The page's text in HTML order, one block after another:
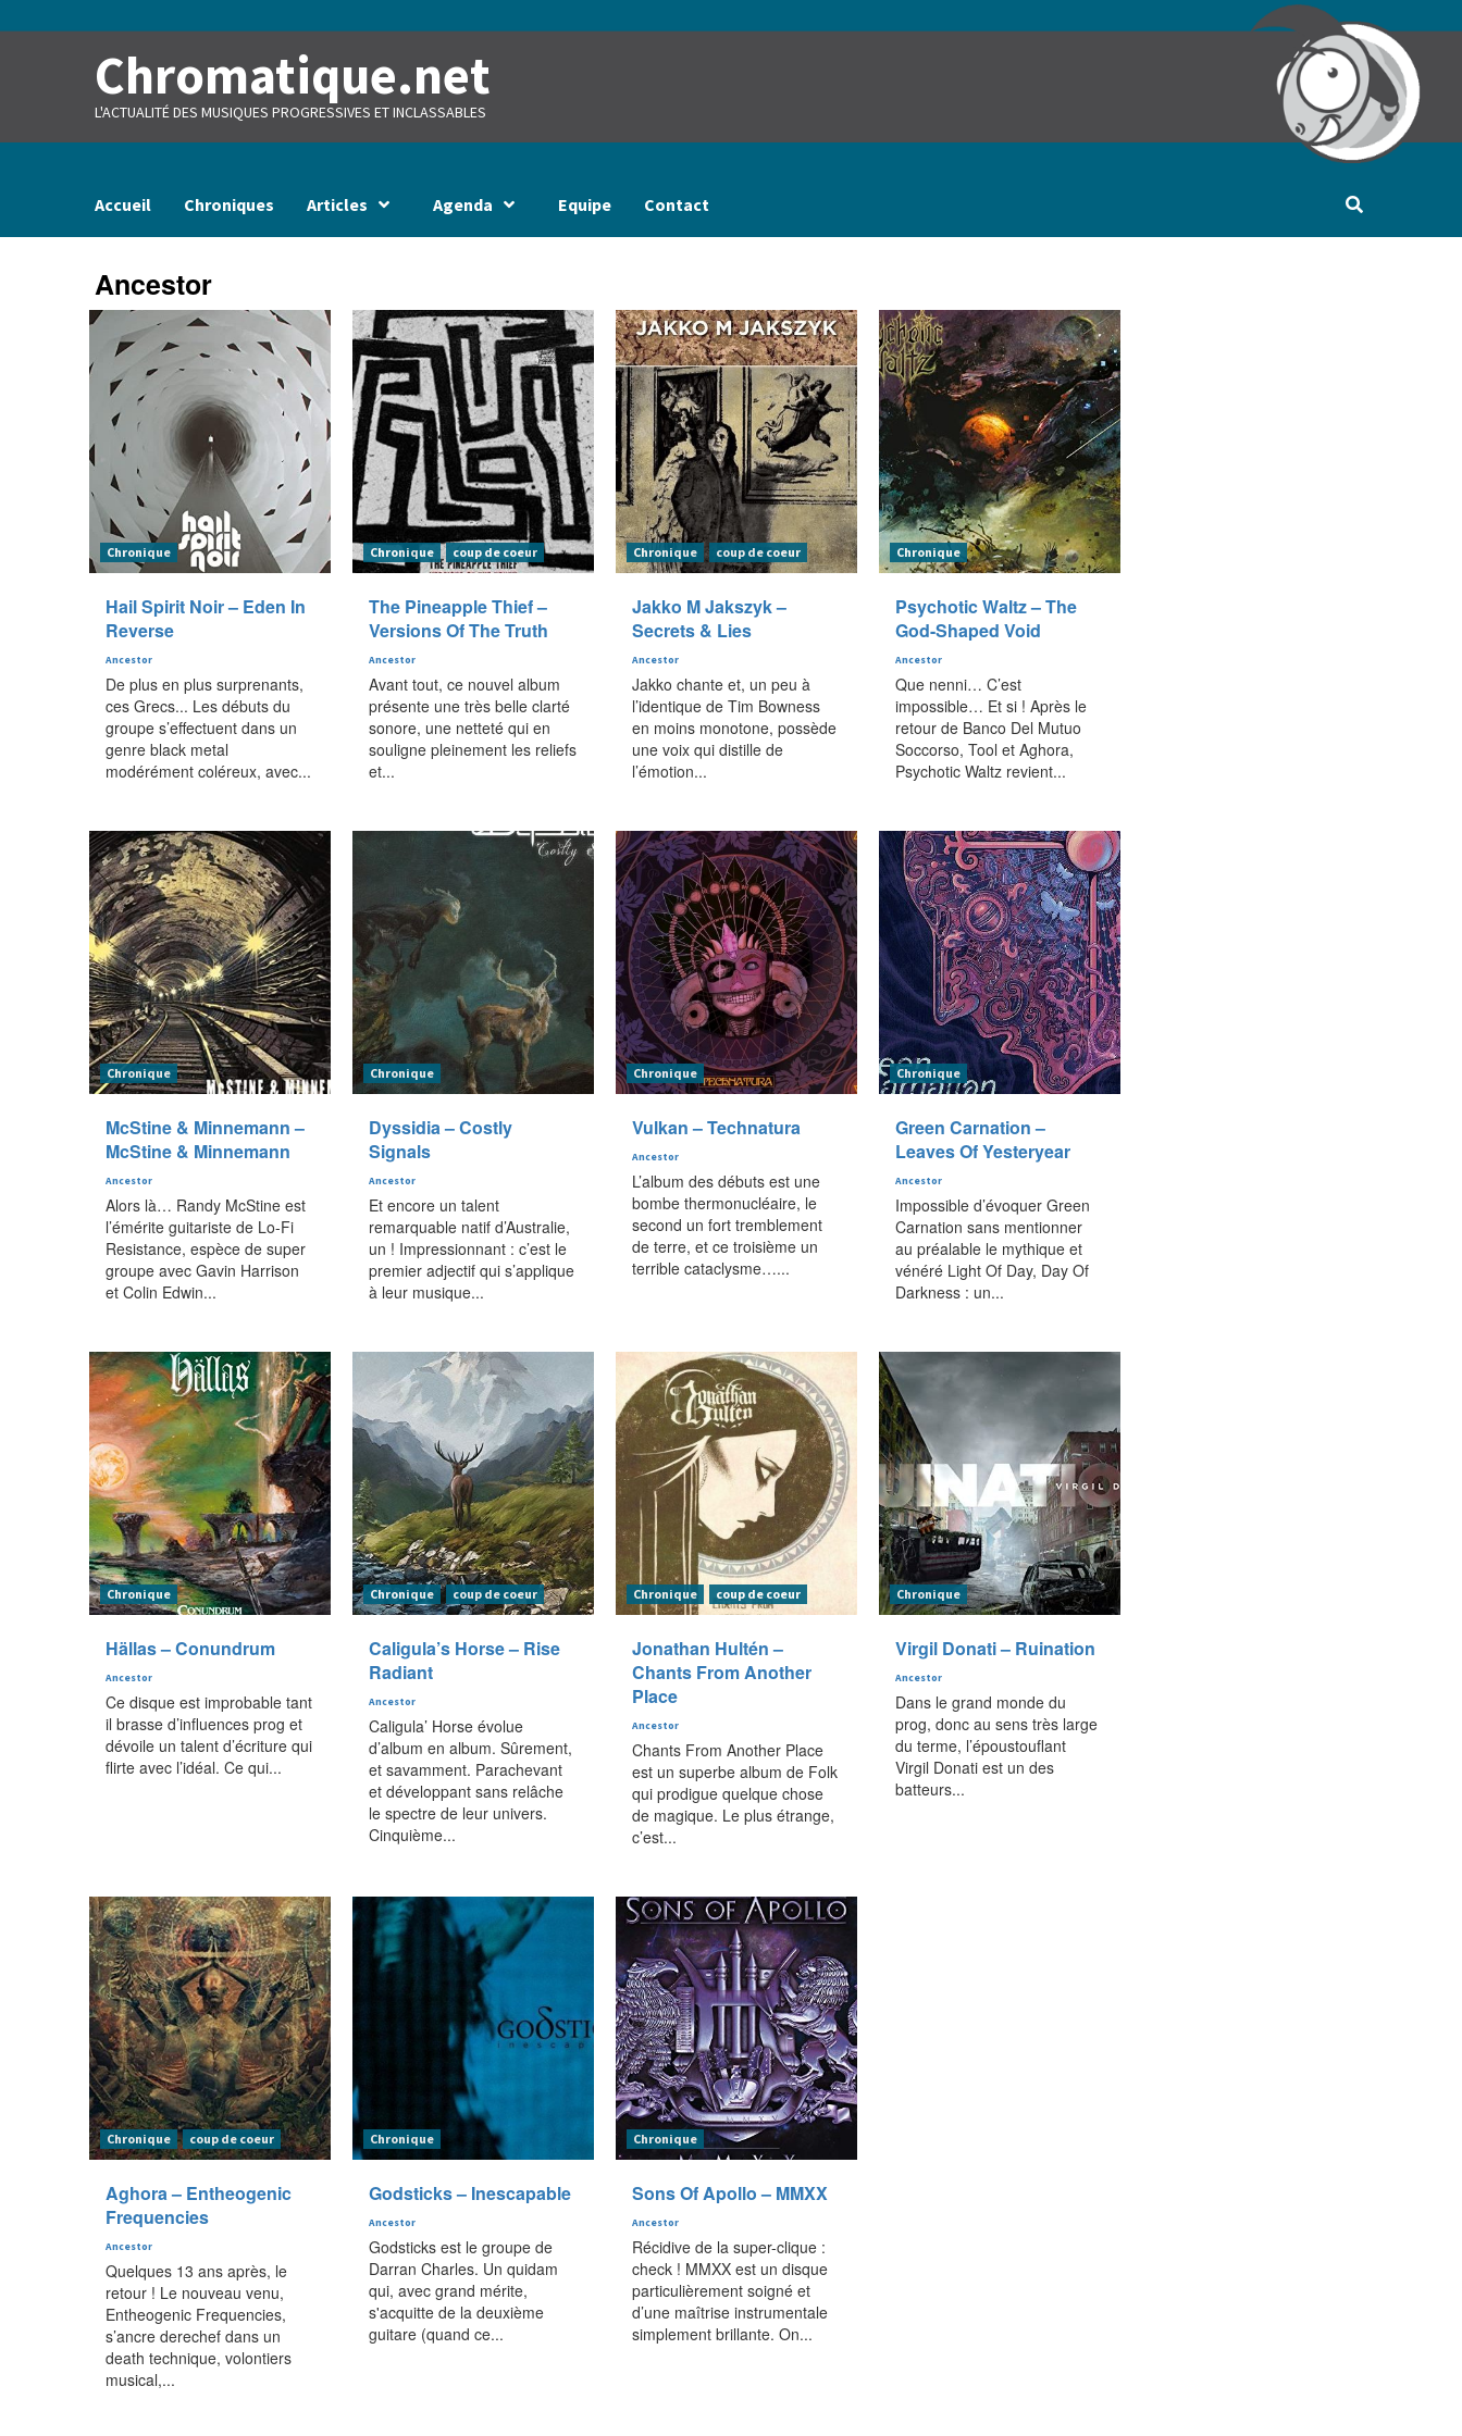
to
Chromatique.net
L'ACTUALITÉ DES MUSIQUES PROGRESSIVES ET INCLASSABLES
Accueil Chroniques Articles Agenda Equipe Contact
Ancestor
Chronique
Hail Spirit Noir – Eden In
Reverse
Ancestor
De plus en plus surprenants,
ces Grecs... Les débuts du
groupe s’effectuent dans un
genre black metal
modérément coléreux, avec...
Chronique coup de coeur
The Pineapple Thief –
Versions Of The Truth
Ancestor
Avant tout, ce nouvel album
présente une très belle clarté
sonore, une netteté qui en
souligne pleinement les reliefs
et...
Chronique coup de coeur
Jakko M Jakszyk –
Secrets & Lies
Ancestor
Jakko chante et, un peu à
l’identique de Tim Bowness
en moins monotone, possède
une voix qui distille de
l’émotion...
Chronique
Psychotic Waltz – The
God-Shaped Void
Ancestor
Que nenni… C’est
impossible… Et si ! Après le
retour de Banco Del Mutuo
Soccorso, Tool et Aghora,
Psychotic Waltz revient...
Chronique
McStine & Minnemann –
McStine & Minnemann
Ancestor
Alors là… Randy McStine est
l’émérite guitariste de Lo-Fi
Resistance, espèce de super
groupe avec Gavin Harrison
et Colin Edwin...
Chronique
Dyssidia – Costly
Signals
Ancestor
Et encore un talent
remarquable natif d’Australie,
un ! Impressionnant : c’est le
premier adjectif qui s’applique
à leur musique...
Chronique
Vulkan – Technatura
Ancestor
L’album des débuts est une
bombe thermonucléaire, le
second un fort tremblement
de terre, et ce troisième un
terrible cataclysme…...
Chronique
Green Carnation –
Leaves Of Yesteryear
Ancestor
Impossible d’évoquer Green
Carnation sans mentionner
au préalable le mythique et
vénéré Light Of Day, Day Of
Darkness : un...
Chronique
Hällas – Conundrum
Ancestor
Ce disque est improbable tant
il brasse d’influences prog et
dévoile un talent d’écriture qui
flirte avec l’idéal. Ce qui...
Chronique coup de coeur
Caligula’s Horse – Rise
Radiant
Ancestor
Caligula’ Horse évolue
d’album en album. Sûrement,
et savamment. Parachevant
et développant sans relâche
le spectre de leur univers.
Cinquième...
Chronique coup de coeur
Jonathan Hultén –
Chants From Another
Place
Ancestor
Chants From Another Place
est un superbe album de Folk
qui prodigue quelque chose
de magique. Le plus étrange,
c’est...
Chronique
Virgil Donati – Ruination
Ancestor
Dans le grand monde du
prog, donc au sens très large
du terme, l’époustouflant
Virgil Donati est un des
batteurs...
Chronique coup de coeur
Aghora – Entheogenic
Frequencies
Ancestor
Quelques 13 ans après, le
retour ! Le nouveau venu,
Entheogenic Frequencies,
s’ancre derechef dans un
death technique, volontiers
musical,...
Chronique
Godsticks – Inescapable
Ancestor
Godsticks est le groupe de
Darran Charles. Un quidam
qui, avec grand mérite,
s'acquitte de la deuxième
guitare (quand ce...
Chronique
Sons Of Apollo – MMXX
Ancestor
Récidive de la super-clique :
check ! MMXX est un disque
particulièrement soigné et
d’une maîtrise instrumentale
simplement brillante. On...